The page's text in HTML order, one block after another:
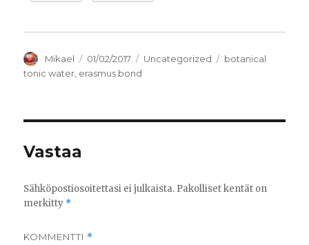
Kirjoittaja
Mikael Julkaistu
01/02/2017 Kategoriat
Uncategorized Avainsanat
botanical
tonic water erasmus bond
Vastaa
Sähköpostiosoitettasi ei julkaista. Pakolliset kentät on
merkitty *
KOMMENTTI *